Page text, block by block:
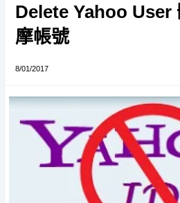
Delete Yahoo User
摩帳號
8/01/2017